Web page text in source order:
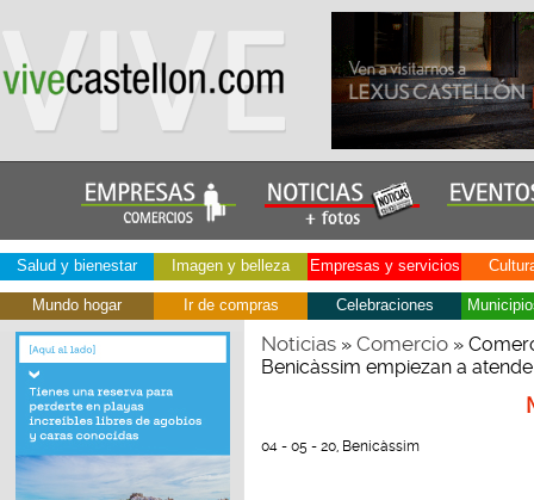
Salud y bienestar Imagen y belleza Empresas y servicios
Mundo hogar Ir de compras Celebraciones
Noticias» Comercio»
Benicàssim empiezan a
04 - 05 - 20, Benicàssim